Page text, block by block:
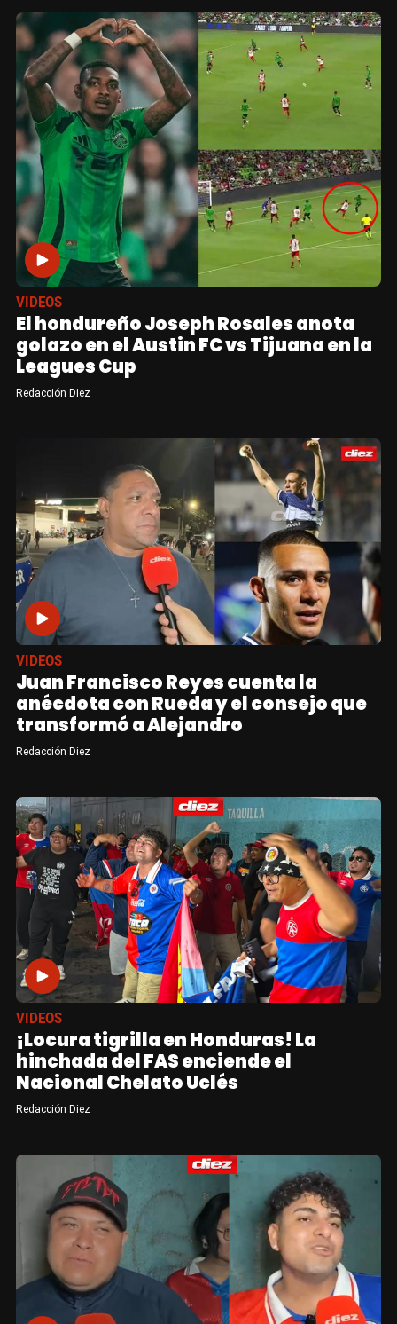
VIDEOS
El hondureño Joseph Rosales anota
golazo en el Austin FC vs Tijuana en la
Leagues Cup
Redacción Diez
VIDEOS
Juan Francisco Reyes cuenta la
anécdota con Rueda y el consejo que
transformó a Alejandro
Redacción Diez
VIDEOS
¡Locura tigrilla en Honduras! La
hinchada del FAS enciende el
Nacional Chelato Uclés
Redacción Diez